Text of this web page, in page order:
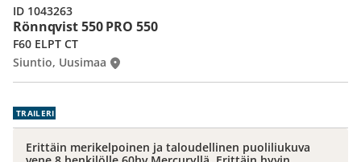
Rönnqvist 550 PRO 550
F60 ELPT CT
Siuntio, Uusimaa
ID 1043263
TRAILERI
Erittäin merikelpoinen ja taloudellinen puoliliukuva